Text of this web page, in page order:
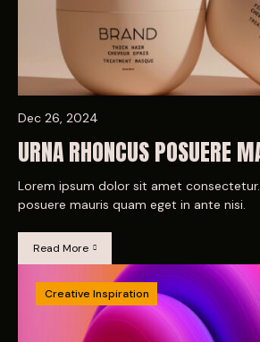
Dec 26, 2024
URNA RHONCUS POSUERE
Lorem ipsum dolor sit amet
posuere mauris quam eget in ante nisi.
Read More
Creative Inspiration